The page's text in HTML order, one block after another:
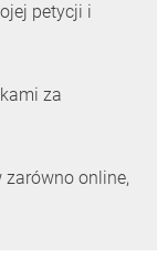
petycji i
za
online,